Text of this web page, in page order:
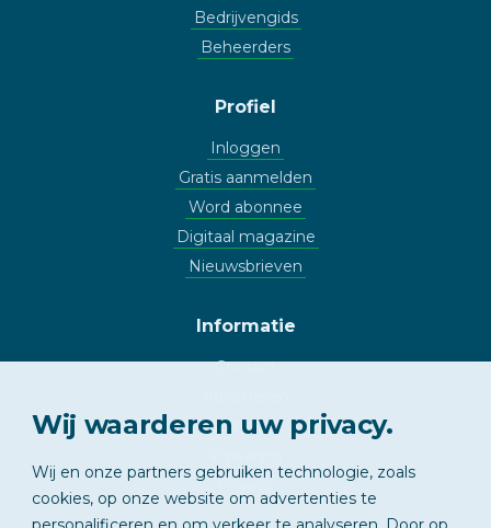
Bedrijvengids
Beheerders
Profiel
Inloggen
Gratis aanmelden
Word abonnee
Digitaal magazine
Nieuwsbrieven
Informatie
Contact
Copyright
Wij waarderen uw privacy.
Wij en onze partners gebruiken technologie, zoals
cookies, op onze website om advertenties te